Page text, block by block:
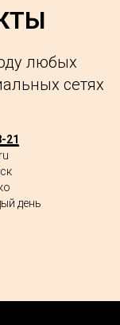
любых
сетях
21
день